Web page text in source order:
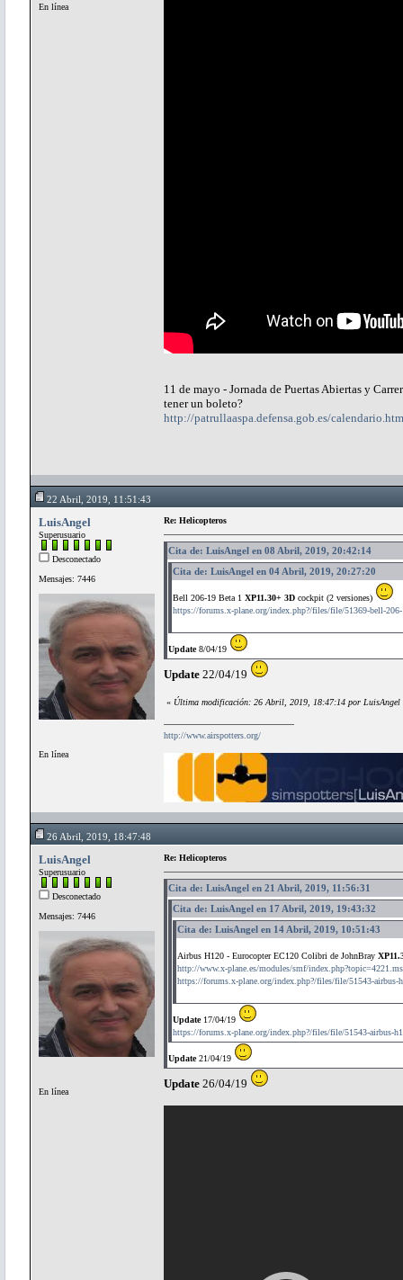
En línea
11 de mayo - Jornada de Puertas Abiertas y
tener un boleto?
http://patrullaaspa.defensa.gob.es/
22 Abril, 2019, 11:51:43
LuisAngel
Superusuario
Desconectado
Mensajes: 7446
En línea
Re: Helicopteros
Cita de: LuisAngel en 08 Abril, 2019, 20:42:14
Cita de: LuisAngel en 04 Abril, 2019, 20:27:20
Bell 206-19 Beta 1 XP11.30+ 3D cockpit (2 versiones)
https://forums.x-plane.org/index.php?/files/file/51369-bell-206-
Update8/04/19
Update 22/04/19
« Última modificación: 26 Abril, 2019, 18:47:14 por LuisAngel
http://www.airspotters.org/
26 Abril, 2019, 18:47:48
LuisAngel
Superusuario
Desconectado
Mensajes: 7446
En línea
Re: Helicopteros
Cita de: LuisAngel en 21 Abril, 2019, 11:56:31
Cita de: LuisAngel en 17 Abril, 2019, 19:43:32
Cita de: LuisAngel en 14 Abril, 2019, 10:51:43
Airbus H120 - Eurocopter EC120 Colibri de JohnBray
http://www.x-plane.es/modules/smf/
https://forums.x-plane.org/index.php?/files/file/51543-
Update 17/04/19
https://forums.x-plane.org/index.php?/files/file/51543-airbus-
Update21/04/19
Update 26/04/19